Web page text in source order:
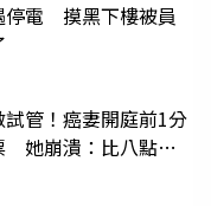
停電 摸黑下樓被員
管！癌妻開庭前1分
她崩潰：比八點檔